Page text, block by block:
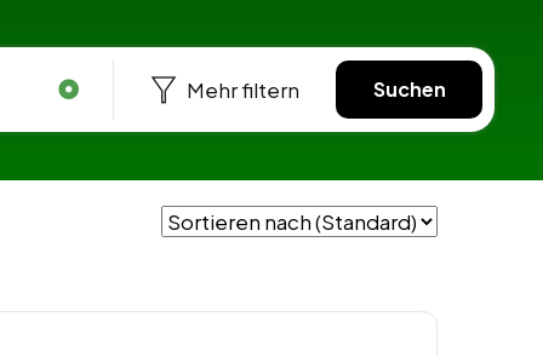
Mehr filtern Suchen